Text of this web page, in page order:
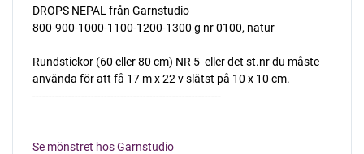
DROPS NEPAL från Garnstudio
800-900-1000-1100-1200-1300 g nr 0100, natur
Rundstickor (60 eller 80 cm) NR 5  eller det st.nr du måste
använda för att få 17 m x 22 v slätst på 10 x 10 cm.
----------------------------------------------------------
Se mönstret hos Garnstudio